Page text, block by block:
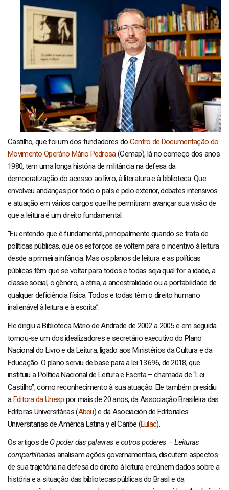
Castilho, que foi um dos fundadores do Centro de Documentação do
Movimento Operário Mário Pedrosa(Cemap), lá no começo dos anos
1980, tem uma longa história de militância na defesa da
democratização do acesso ao livro, à literatura e à biblioteca. Que
envolveu andanças por todo o país e pelo exterior, debates intensivos
e atuação em vários cargos que lhe permitiram avançar sua visão de
que a leitura é um direito fundamental.
“Eu entendo que é fundamental, principalmente quando se trata de
políticas públicas, que os esforços se voltem para o incentivo à leitura
desde a primeira infância. Mas os planos de leitura e as políticas
públicas têm que se voltar para todos e todas seja qual for a idade, a
classe social, o gênero, a etnia, a ancestralidade ou a portabilidade de
qualquer deficiência física. Todos e todas têm o direito humano
inalienável à leitura e à escrita”.
Ele dirigiu a Biblioteca Mário de Andrade de 2002 a 2005 e em seguida
tornou-se um dos idealizadores e secretário executivo do Plano
Nacional do Livro e da Leitura, ligado aos Ministérios da Cultura e da
Educação. O plano serviu de base para a lei 13.696, de 2018, que
instituiu a Política Nacional de Leitura e Escrita – chamada de “Lei
Castilho”, como reconhecimento à sua atuação. Ele também presidiu
aEditora da Unesp por mais de 20 anos, da Associação Brasileira das
Editoras Universitárias (Abeu) e da Asociación de Editoriales
Universitarias de América Latina y el Caribe (Eulac).
Os artigos de O poder das palavras e outros poderes – Leituras
compartilhadas analisam ações governamentais, discutem aspectos
de sua trajetória na defesa do direito à leitura e reúnem dados sobre a
história e a situação das bibliotecas públicas do Brasil e da